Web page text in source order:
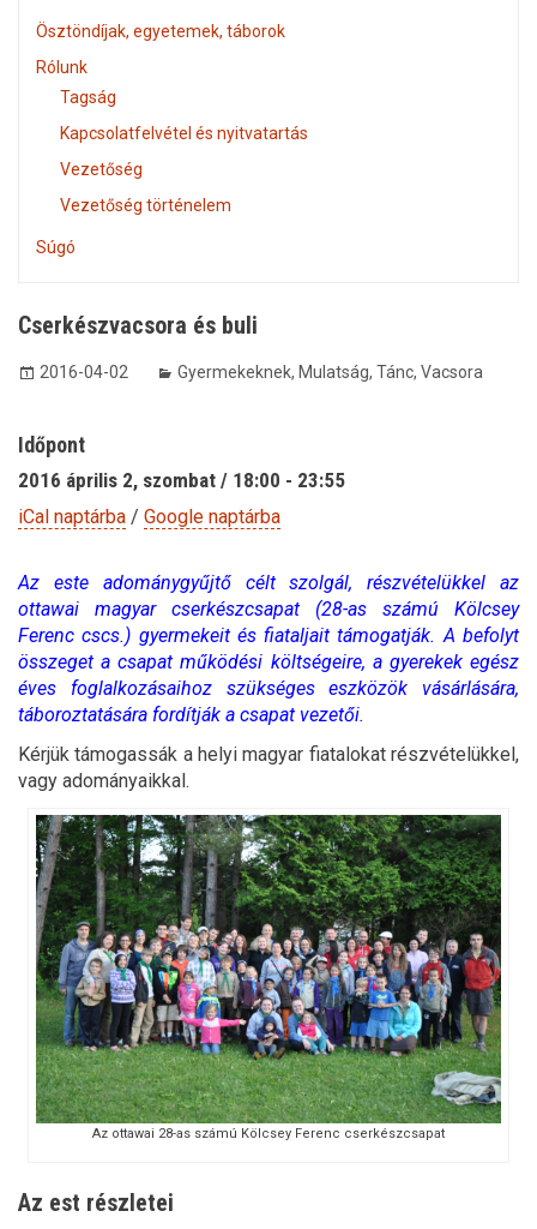
Ösztöndíjak, egyetemek, táborok
Rólunk
Tagság
Kapcsolatfelvétel és nyitvatartás
Vezetőség
Vezetőség történelem
Súgó
Cserkészvacsora és buli
2016-04-02 Gyermekeknek, Mulatság, Tánc, Vacsora
Időpont
2016 április 2, szombat / 18:00 - 23:55
iCal naptárba / Google naptárba
Az este adománygyűjtő célt szolgál, részvételükkel az
ottawai magyar cserkészcsapat (28-as számú Kölcsey
Ferenc cscs.) gyermekeit és fiataljait támogatják. A befolyt
összeget a csapat működési költségeire, a gyerekek egész
éves foglalkozásaihoz szükséges eszközök vásárlására,
táboroztatására fordítják a csapat vezetői.
Kérjük támogassák a helyi magyar fiatalokat részvételükkel,
vagy adományaikkal.
Az ottawai 28-as számú Kölcsey Ferenc cserkészcsapat
Az est részletei